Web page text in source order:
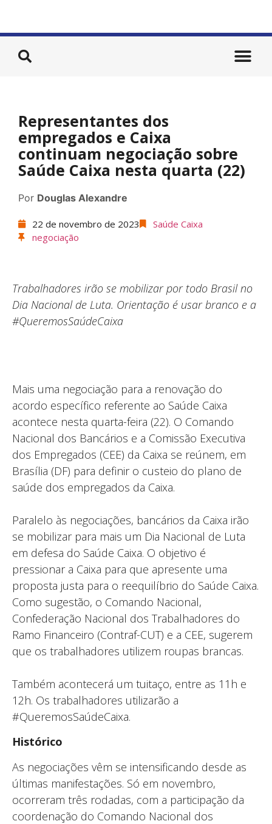
Representantes dos
empregados e Caixa
continuam negociação sobre
Saúde Caixa nesta quarta (22)
Por Douglas Alexandre
22 de novembro de 2023
Saúde Caixa
negociação
Trabalhadores irão se mobilizar por todo Brasil no
Dia Nacional de Luta. Orientação é usar branco e a
#QueremosSaúdeCaixa
Mais uma negociação para a renovação do
acordo específico referente ao Saúde Caixa
acontece nesta quarta-feira (22). O Comando
Nacional dos Bancários e a Comissão Executiva
dos Empregados (CEE) da Caixa se reúnem, em
Brasília (DF) para definir o custeio do plano de
saúde dos empregados da Caixa.
Paralelo às negociações, bancários da Caixa irão
se mobilizar para mais um Dia Nacional de Luta
em defesa do Saúde Caixa. O objetivo é
pressionar a Caixa para que apresente uma
proposta justa para o reequilíbrio do Saúde Caixa.
Como sugestão, o Comando Nacional,
Confederação Nacional dos Trabalhadores do
Ramo Financeiro (Contraf-CUT) e a CEE, sugerem
que os trabalhadores utilizem roupas brancas.
Também acontecerá um tuitaço, entre as 11h e
12h. Os trabalhadores utilizarão a
#QueremosSaúdeCaixa.
Histórico
As negociações vêm se intensificando desde as
últimas manifestações. Só em novembro,
ocorreram três rodadas, com a participação da
coordenação do Comando Nacional dos